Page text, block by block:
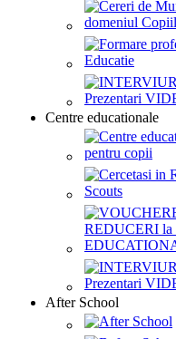
Centre educationale
After School